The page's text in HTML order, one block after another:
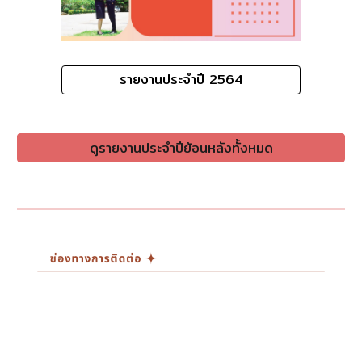
รายงานประจำปี 2564
ดูรายงานประจำปีย้อนหลังทั้งหมด